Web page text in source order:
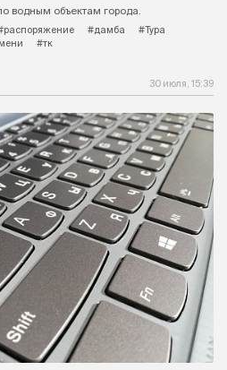
водным объектам города.
#дамба
#Тура
#тк
30 июля, 15:39